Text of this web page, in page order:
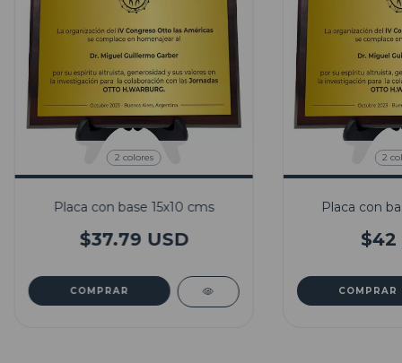
2 colores
Placa con base 15x10 cms
$37.79 USD
COMPRAR
2
Placa con
$42
COMPRAR